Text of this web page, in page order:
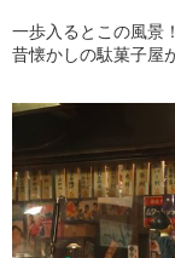
一歩入るとこの風景！
昔懐かしの駄菓子屋